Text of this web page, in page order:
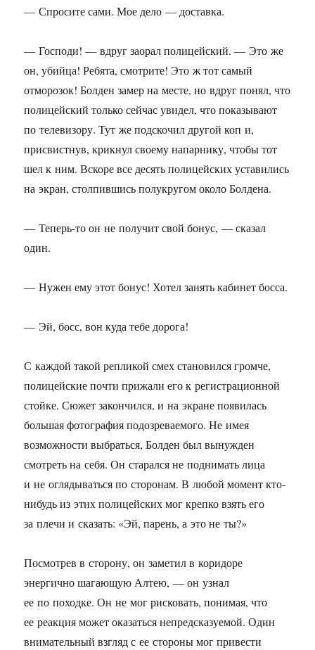
— Спросите сами. Мое дело — доставка.
— Господи! — вдруг заорал полицейский. — Это же
он, убийца! Ребята, смотрите! Это ж тот самый
отморозок! Болден замер на месте, но вдруг понял, что
полицейский только сейчас увидел, что показывают
по телевизору. Тут же подскочил другой коп и,
присвистнув, крикнул своему напарнику, чтобы тот
шел к ним. Вскоре все десять полицейских уставились
на экран, столпившись полукругом около Болдена.
— Теперь-то он не получит свой бонус, — сказал
один.
— Нужен ему этот бонус! Хотел занять кабинет босса.
— Эй, босс, вон куда тебе дорога!
С каждой такой репликой смех становился громче,
полицейские почти прижали его к регистрационной
стойке. Сюжет закончился, и на экране появилась
большая фотография подозреваемого. Не имея
возможности выбраться, Болден был вынужден
смотреть на себя. Он старался не поднимать лица
и не оглядываться по сторонам. В любой момент кто-
нибудь из этих полицейских мог крепко взять его
за плечи и сказать: «Эй, парень, а это не ты?»
Посмотрев в сторону, он заметил в коридоре
энергично шагающую Алтею, — он узнал
ее по походке. Он не мог рисковать, понимая, что
ее реакция может оказаться непредсказуемой. Один
внимательный взгляд с ее стороны мог привести